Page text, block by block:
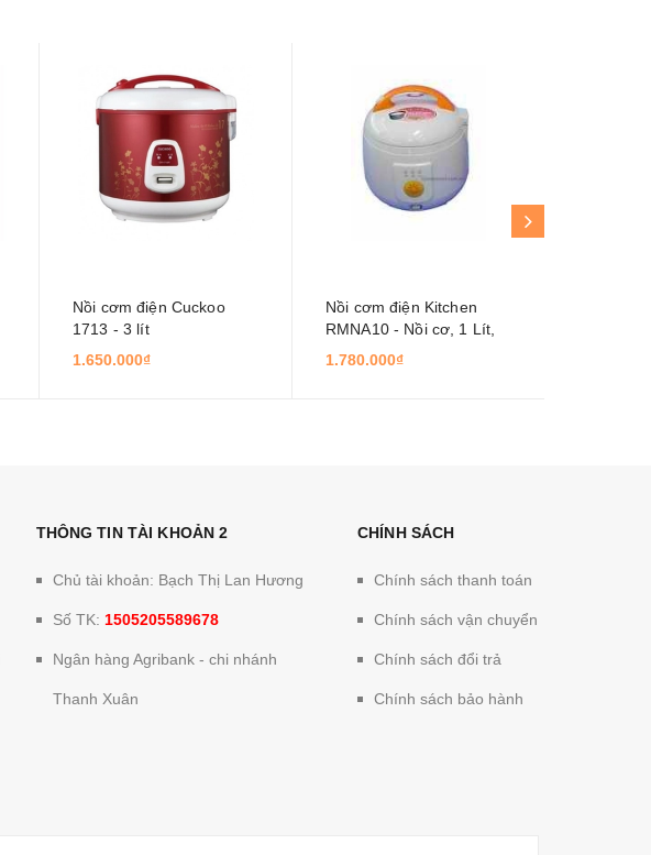
Nồi cơm điện Cuckoo
1713 - 3 lít
1.650.000₫
Nồi cơm điện Kitchen
RMNA10 - Nồi cơ, 1 Lít,
500w
1.780.000₫
THÔNG TIN TÀI KHOẢN 2
Chủ tài khoản: Bạch Thị Lan Hương
Số TK: 1505205589678
Ngân hàng Agribank - chi nhánh
Thanh Xuân
CHÍNH SÁCH
Chính sách thanh toán
Chính sách vận chuyển
Chính sách đổi trả
Chính sách bảo hành